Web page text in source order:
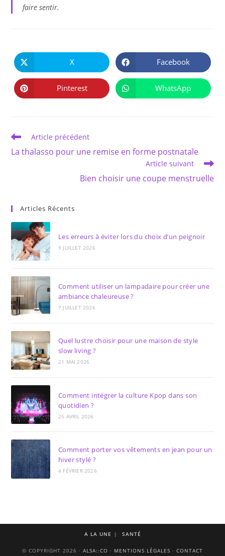
faire sentir.
CE
CONTENU
Ouvrir
dans
une
autre
fenêtre
X Ouvrir
dans
une
autre
fenêtre
Facebook
Ouvrir
dans
Pinterest Ouvrir
dans
WhatsApp
Read
articles
Article précédent
La thalasso pour une remise en forme postnatale
Article suivant
Bien choisir une coupe menstruelle
Articles Récents
Les erreurs à éviter lors du choix d’un peignoir
9 JUILLET 2026
Comment utiliser un lampadaire pour créer une
ambiance chaleureuse ?
7 JUILLET 2026
Quel lustre choisir pour une maison de style
slow living ?
21 MAI 2026
Comment intégrer la culture Kpop dans son
quotidien ?
25 AVRIL 2026
Comment porter vos vêtements en jean pour un
hiver stylé ?
4 FÉVRIER 2026
A LA UNE SANTÉ
© COPYRIGHT 2026 · ALSA::CO · MENTIONS LÉGALES · CONTACT